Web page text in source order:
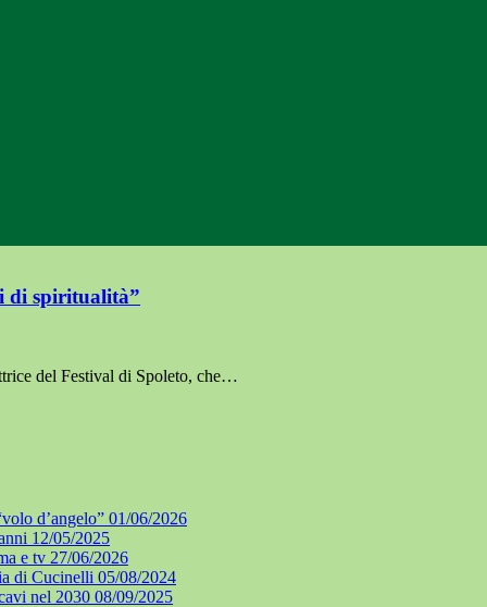
di spiritualità”
del Festival di Spoleto, che…
d’angelo” 01/06/2026
12/05/2025
e tv 27/06/2026
di Cucinelli 05/08/2024
nel 2030 08/09/2025